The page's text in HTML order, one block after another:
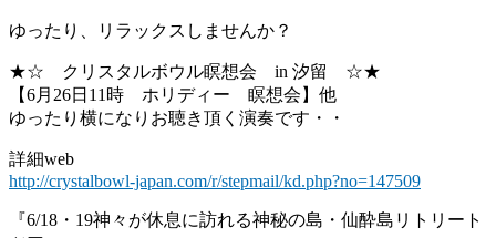
ゆったり、リラックスしませんか？
★☆ クリスタルボウル瞑想会 in 汐留 ☆★
【6月26日11時 ホリディー 瞑想会】他
ゆったり横になりお聴き頂く演奏です・・
詳細web
http://crystalbowl-japan.com/r/stepmail/kd.php?no=147509
『6/18・19神々が休息に訪れる神秘の島・仙酔島リトリート